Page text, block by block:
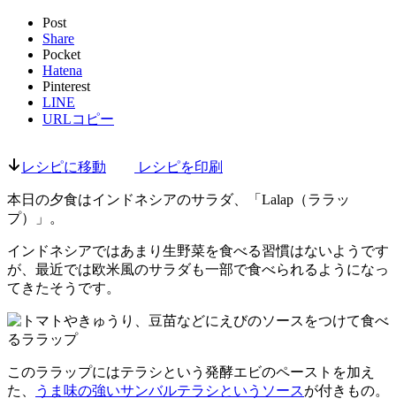
Post
Share
Pocket
Hatena
Pinterest
LINE
URLコピー
レシピに移動 レシピを印刷
本日の夕食はインドネシアのサラダ、「Lalap（ララッ
プ）」。
インドネシアではあまり生野菜を食べる習慣はないようです
が、最近では欧米風のサラダも一部で食べられるようになっ
てきたそうです。
このララップにはテラシという発酵エビのペーストを加え
た、
うま味の強いサンバルテラシというソースが付きもの。